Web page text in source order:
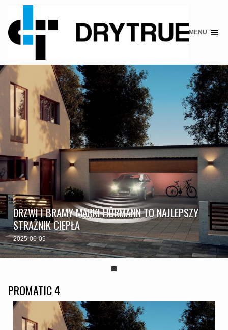
Skip
MENU
DRZWI I BRAMY MARKI HÖRMANN TO NAJLEPSZY
STRAŻNIK CIEPŁA
2025-06-09
PROMATIC 4